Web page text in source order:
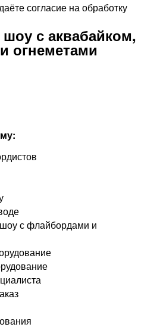
согласие на обработку
с аквабайком,
огнеметами
с флайбордами и